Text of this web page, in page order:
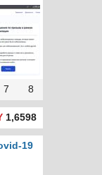
7 8
1,6598
19